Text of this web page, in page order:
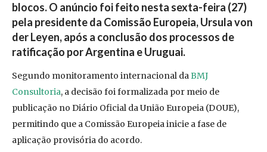
blocos. O anúncio foi feito nesta sexta-feira (27)
pela presidente da Comissão Europeia, Ursula von
der Leyen, após a conclusão dos processos de
ratificação por Argentina e Uruguai.
Segundo monitoramento internacional daBMJ
Consultoria, a decisão foi formalizada por meio de
publicação no Diário Oficial da União Europeia (DOUE),
permitindo que a Comissão Europeia inicie a fase de
aplicação provisória do acordo.